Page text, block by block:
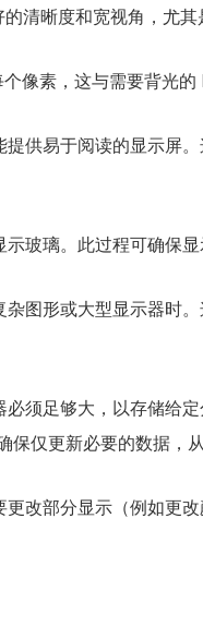
清晰度和宽视角，尤
像素，这与需要背光
供易于阅读的显示屏
玻璃。此过程可确保
图形或大型显示器时
须足够大，以存储给定
保仅更新必要的数据，
改部分显示（例如更